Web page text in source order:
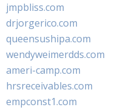
jmpbliss.com
drjorgerico.com
queensushipa.com
wendyweimerdds.com
ameri-camp.com
hrsreceivables.com
empconst1.com